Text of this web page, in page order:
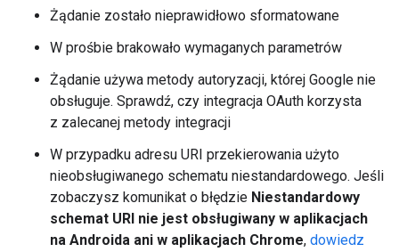
Żądanie zostało nieprawidłowo sformatowane
W prośbie brakowało wymaganych parametrów
Żądanie używa metody autoryzacji, której Google nie
obsługuje. Sprawdź, czy integracja OAuth korzysta
z zalecanej metody integracji
W przypadku adresu URI przekierowania użyto
nieobsługiwanego schematu niestandardowego. Jeśli
zobaczysz komunikat o błędzie Niestandardowy
schemat URI nie jest obsługiwany w aplikacjach
na Androida ani w aplikacjach Chrome, dowiedz